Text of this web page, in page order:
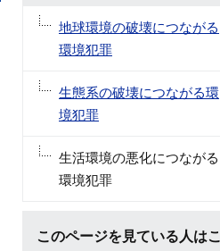
地球環境の破壊につながる
環境犯罪
生態系の破壊につながる環
境犯罪
生活環境の悪化につながる
環境犯罪
このページを見ている人はこ